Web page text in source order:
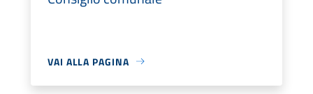
VAI ALLA PAGINA